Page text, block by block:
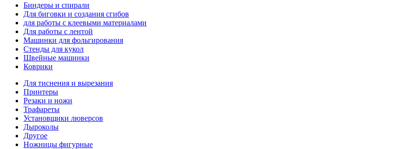
Биндеры и спирали
Для биговки и создания сгибов
для работы с клеевыми материалами
Для работы с лентой
Машинки для фольгирования
Стенды для кукол
Швейные машинки
Коврики
Для тиснения и вырезания
Принтеры
Резаки и ножи
Трафареты
Установщики люверсов
Дыроколы
Другое
Ножницы фигурные